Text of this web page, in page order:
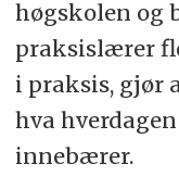
høgskolen og
praksislærer
i praksis, gjør
hva
innebærer.